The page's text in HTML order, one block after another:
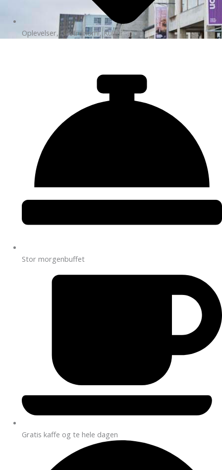
Oplevelser, Gastronomi, Kultur
Stor morgenbuffet
Gratis kaffe og te hele dagen